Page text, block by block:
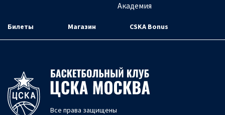
Академия
Билеты Магазин CSKA Bonus
Все права защищены